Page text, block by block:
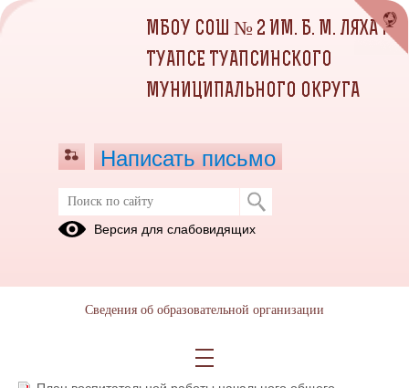
ПЛАНЫ ВОСПИТАТЕЛЬНОЙ
РАБОТЫ
План работы социального педагога на 2025-2026 уч.
МБОУ СОШ № 2 ИМ. Б. М. ЛЯХА Г.
ТУАПСЕ ТУАПСИНСКОГО
МУНИЦИПАЛЬНОГО ОКРУГА
Написать письмо
Версия для слабовидящих
Сведения об образовательной организации